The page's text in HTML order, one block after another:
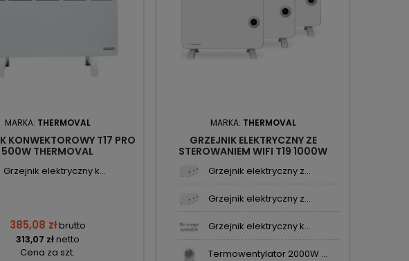
MARKA: THERMOVAL
KONWEKTOROWY T17 PRO
500W THERMOVAL
Grzejnik elektryczny k...
385,08 złbrutto
313,07 złnetto
Cena za szt.
MARKA: THERMOVAL
GRZEJNIK ELEKTRYCZNY ZE
STEROWANIEM WIFI T19 1000W
Grzejnik elektryczny z...
Grzejnik elektryczny z...
Grzejnik elektryczny k...
Termowentylator 2000W ...